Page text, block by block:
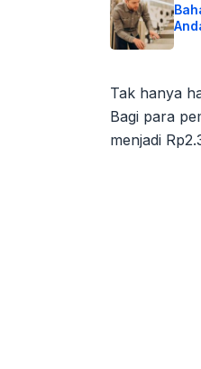
Tak hanya
Bagi para
menjadi